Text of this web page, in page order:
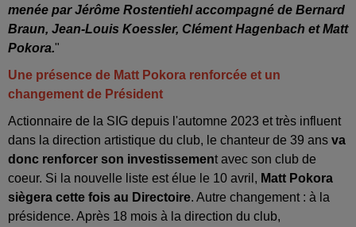
menée par Jérôme Rostentiehl accompagné de Bernard
Braun, Jean-Louis Koessler, Clément Hagenbach et Matt
Pokora."
Une présence de Matt Pokora renforcée et un
changement de Président
Actionnaire de la SIG depuis l'automne 2023 et très influent
dans la direction artistique du club, le chanteur de 39 ans va
donc renforcer son investissement avec son club de
coeur. Si la nouvelle liste est élue le 10 avril, Matt Pokora
siègera cette fois au Directoire. Autre changement : à la
présidence. Après 18 mois à la direction du club,